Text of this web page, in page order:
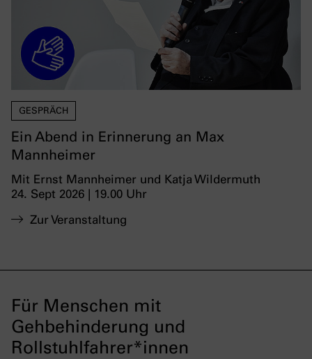
GESPRÄCH
Ein Abend in Erinnerung an Max
Mannheimer
Mit Ernst Mannheimer und Katja Wildermuth
24. Sept 2026 | 19.00 Uhr
Zur Veranstaltung
Für Menschen mit
Gehbehinderung und
Rollstuhlfahrer*innen